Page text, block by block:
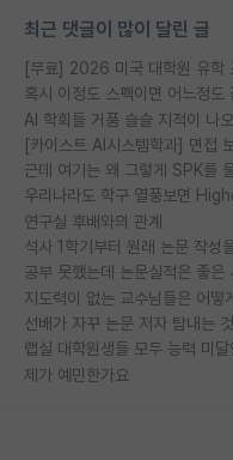
최근 댓글이 많이 달린 글
혹시 이정도 스펙이면 어느정도
AI 학회들 거품 슬슬 지적이 나
[카이스트 AI시스템학과] 면접
근데 여기는 왜 그렇게 SPK를
연구실 후배와의 관계
석사 1학기부터 원래 논문 작성
공부 못했는데 논문실적은 좋은
지도력이 없는 교수님들은 어떻
선배가 자꾸 논문 저자 탐내는
제가 예민한가요